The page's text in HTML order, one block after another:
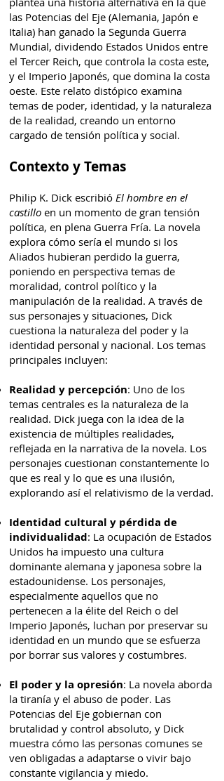
las Potencias del Eje (Alemania, Japón e
Italia) han ganado la Segunda Guerra
Mundial, dividendo Estados Unidos entre
el Tercer Reich, que controla la costa este,
y el Imperio Japonés, que domina la costa
oeste. Este relato distópico examina
temas de poder, identidad, y la naturaleza
de la realidad, creando un entorno
cargado de tensión política y social.
Contexto y Temas
Philip K. Dick escribió El hombre en el
castillo en un momento de gran tensión
política, en plena Guerra Fría. La novela
explora cómo sería el mundo si los
Aliados hubieran perdido la guerra,
poniendo en perspectiva temas de
moralidad, control político y la
manipulación de la realidad. A través de
sus personajes y situaciones, Dick
cuestiona la naturaleza del poder y la
identidad personal y nacional. Los temas
principales incluyen:
Realidad y percepción: Uno de los
temas centrales es la naturaleza de la
realidad. Dick juega con la idea de la
existencia de múltiples realidades,
reflejada en la narrativa de la novela. Los
personajes cuestionan constantemente lo
que es real y lo que es una ilusión,
explorando así el relativismo de la verdad.
Identidad cultural y pérdida de
individualidad: La ocupación de Estados
Unidos ha impuesto una cultura
dominante alemana y japonesa sobre la
estadounidense. Los personajes,
especialmente aquellos que no
pertenecen a la élite del Reich o del
Imperio Japonés, luchan por preservar su
identidad en un mundo que se esfuerza
por borrar sus valores y costumbres.
El poder y la opresión: La novela aborda
la tiranía y el abuso de poder. Las
Potencias del Eje gobiernan con
brutalidad y control absoluto, y Dick
muestra cómo las personas comunes se
ven obligadas a adaptarse o vivir bajo
constante vigilancia y miedo.